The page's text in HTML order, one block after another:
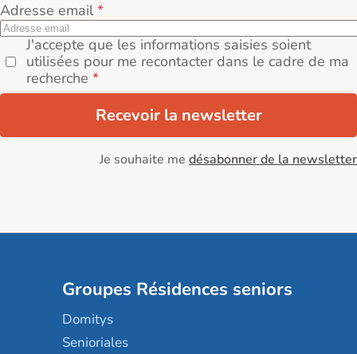
Adresse email
J'accepte que les informations saisies soient
utilisées pour me recontacter dans le cadre de ma
recherche
Recevoir la newsletter
Je souhaite me désabonner de la newsletter
Groupes Résidences seniors
Domitys
Senioriales